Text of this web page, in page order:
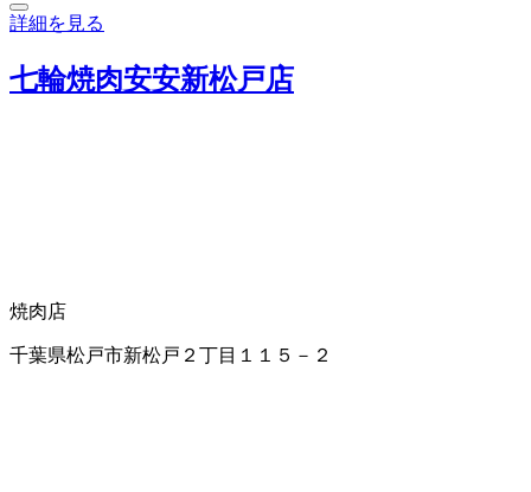
詳細を見る
七輪焼肉安安新松戸店
焼肉店
千葉県松戸市新松戸２丁目１１５－２